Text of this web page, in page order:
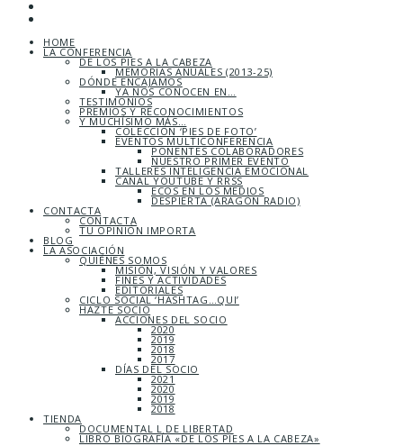
HOME
LA CONFERENCIA
DE LOS PIES A LA CABEZA
MEMORIAS ANUALES (2013-25)
DÓNDE ENCAJAMOS
YA NOS CONOCEN EN…
TESTIMONIOS
PREMIOS Y RECONOCIMIENTOS
Y MUCHÍSIMO MÁS…
COLECCIÓN ‘PIES DE FOTO’
EVENTOS MULTICONFERENCIA
PONENTES COLABORADORES
NUESTRO PRIMER EVENTO
TALLERES INTELIGENCIA EMOCIONAL
CANAL YOUTUBE Y RRSS
ECOS EN LOS MEDIOS
DESPIERTA (ARAGÓN RADIO)
CONTACTA
CONTACTA
TU OPINIÓN IMPORTA
BLOG
LA ASOCIACIÓN
QUIÉNES SOMOS
MISIÓN, VISIÓN Y VALORES
FINES Y ACTIVIDADES
EDITORIALES
CICLO SOCIAL ‘HASHTAG…QUI’
HAZTE SOCIO
ACCIONES DEL SOCIO
2020
2019
2018
2017
DÍAS DEL SOCIO
2021
2020
2019
2018
TIENDA
DOCUMENTAL L DE LIBERTAD
LIBRO BIOGRAFÍA «DE LOS PIES A LA CABEZA»